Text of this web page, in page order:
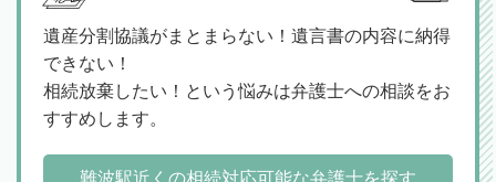
遺産分割協議がまとまらない！遺言書の内容に納得
できない！
相続放棄したい！という悩みは弁護士への相談をお
すすめします。